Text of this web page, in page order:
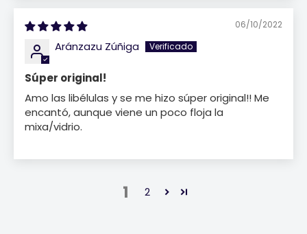
06/10/2022
Aránzazu Zúñiga
Súper original!
Amo las libélulas y se me hizo súper original!! Me
encantó, aunque viene un poco floja la
mixa/vidrio.
1 2